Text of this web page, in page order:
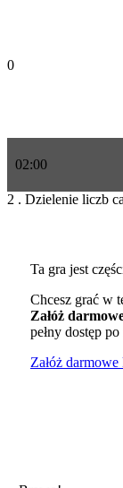
0
02:00
2 . Dzielenie liczb
Ta gra jest
Chcesz grać w
Załóż
pełny dostęp
Załóż